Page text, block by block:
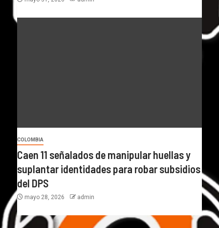
COLOMBIA
Caen 11 señalados de manipular huellas y
suplantar identidades para robar subsidios
del DPS
mayo 28, 2026 admin